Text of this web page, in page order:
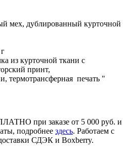
мех, дублированный курточной
из курточной ткани с
принт,
термотрансферная печать "
при заказе от 5 000 руб. и
подробнее здесь. Работаем с
СДЭК и Boxberry.